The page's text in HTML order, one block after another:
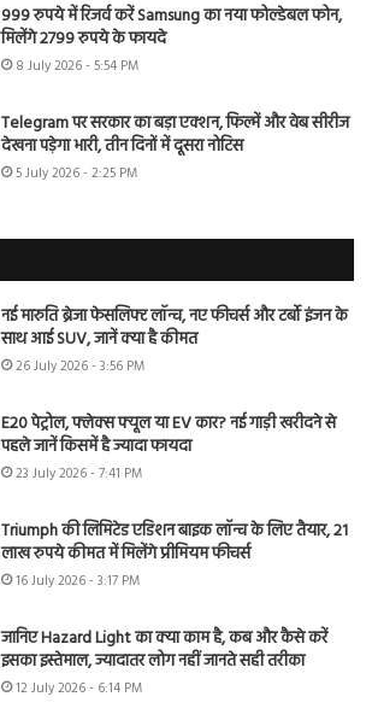
999 रुपये में रिजर्व करें Samsung का नया फोल्डेबल फोन,
मिलेंगे 2799 रुपये के फायदे
8 July 2026 - 5:54 PM
Telegram पर सरकार का बड़ा एक्शन, फिल्में और वेब सीरीज
देखना पड़ेगा भारी, तीन दिनों में दूसरा नोटिस
5 July 2026 - 2:25 PM
नई मारुति ब्रेजा फेसलिफ्ट लॉन्च, नए फीचर्स और टर्बो इंजन के
साथ आई SUV, जानें क्या है कीमत
26 July 2026 - 3:56 PM
E20 पेट्रोल, फ्लेक्स फ्यूल या EV कार? नई गाड़ी खरीदने से
पहले जानें किसमें है ज्यादा फायदा
23 July 2026 - 7:41 PM
Triumph की लिमिटेड एडिशन बाइक लॉन्च के लिए तैयार, 21
लाख रुपये कीमत में मिलेंगे प्रीमियम फीचर्स
16 July 2026 - 3:17 PM
जानिए Hazard Light का क्या काम है, कब और कैसे करें
इसका इस्तेमाल, ज्यादातर लोग नहीं जानते सही तरीका
12 July 2026 - 6:14 PM